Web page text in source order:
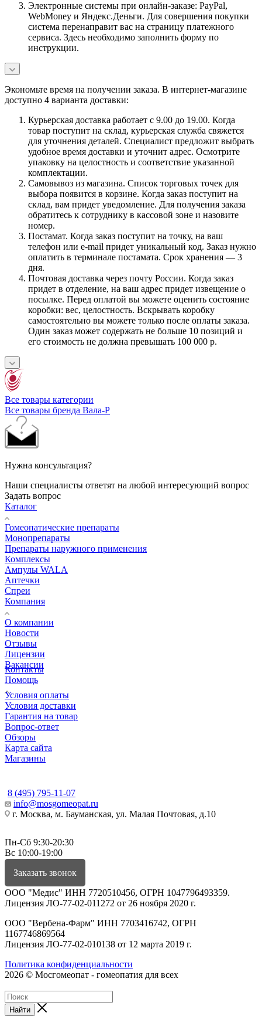
Электронные системы при онлайн-заказе: PayPal,
WebMoney и Яндекс.Деньги. Для совершения покупки
система перенаправит вас на страницу платежного
сервиса. Здесь необходимо заполнить форму по
инструкции.
Экономьте время на получении заказа. В интернет-магазине
доступно 4 варианта доставки:
Курьерская доставка работает с 9.00 до 19.00. Когда
товар поступит на склад, курьерская служба свяжется
для уточнения деталей. Специалист предложит выбрать
удобное время доставки и уточнит адрес. Осмотрите
упаковку на целостность и соответствие указанной
комплектации.
Самовывоз из магазина. Список торговых точек для
выбора появится в корзине. Когда заказ поступит на
склад, вам придет уведомление. Для получения заказа
обратитесь к сотруднику в кассовой зоне и назовите
номер.
Постамат. Когда заказ поступит на точку, на ваш
телефон или e-mail придет уникальный код. Заказ нужно
оплатить в терминале постамата. Срок хранения — 3
дня.
Почтовая доставка через почту России. Когда заказ
придет в отделение, на ваш адрес придет извещение о
посылке. Перед оплатой вы можете оценить состояние
коробки: вес, целостность. Вскрывать коробку
самостоятельно вы можете только после оплаты заказа.
Один заказ может содержать не больше 10 позиций и
его стоимость не должна превышать 100 000 р.
Все товары категории
Все товары бренда Вала-Р
Нужна консультация?
Наши специалисты ответят на любой интересующий вопрос
Задать вопрос
Каталог
Гомеопатические препараты
Монопрепараты
Препараты наружного применения
Комплексы
Ампулы WALA
Аптечки
Спреи
Компания
О компании
Новости
Отзывы
Лицензии
Вакансии
Контакты
Помощь
Условия оплаты
Условия доставки
Гарантия на товар
Вопрос-ответ
Обзоры
Карта сайта
Магазины
8 (495) 795-11-07
info@mosgomeopat.ru
г. Москва, м. Бауманская, ул. Малая Почтовая, д.10
Пн-Сб 9:30-20:30
Вс 10:00-19:00
Заказать звонок
ООО "Медис" ИНН 7720510456, ОГРН 1047796493359.
Лицензия ЛО-77-02-011272 от 26 ноября 2020 г.
ООО "Вербена-Фарм" ИНН 7703416742, ОГРН
1167746869564
Лицензия ЛО-77-02-010138 от 12 марта 2019 г.
Политика конфиденциальности
2026 © Мосгомеопат - гомеопатия для всех
Найти